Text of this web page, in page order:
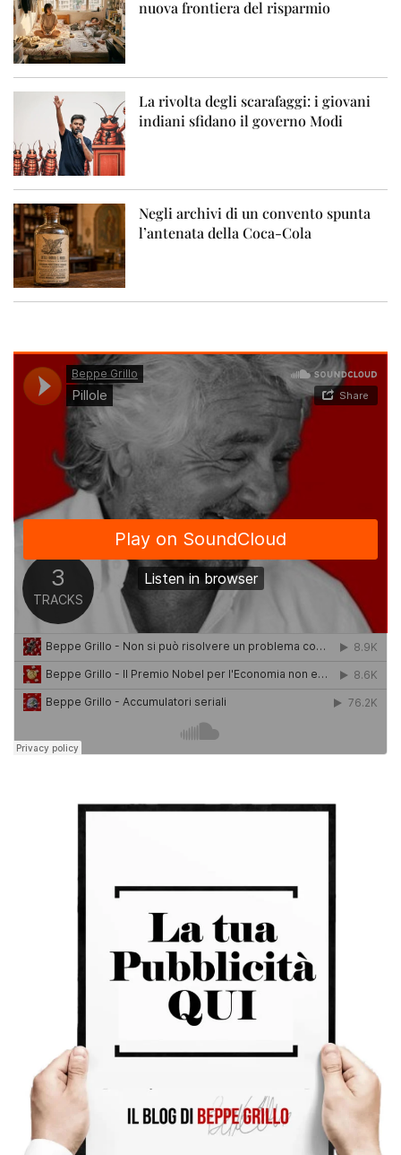
nuova frontiera del risparmio
La rivolta degli scarafaggi: i giovani
indiani sfidano il governo Modi
Negli archivi di un convento spunta
l’antenata della Coca-Cola